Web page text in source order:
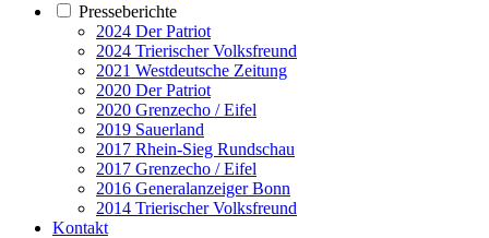
Presseberichte
2024 Der Patriot
2024 Trierischer Volksfreund
2021 Westdeutsche Zeitung
2020 Der Patriot
2020 Grenzecho / Eifel
2019 Sauerland
2017 Rhein-Sieg Rundschau
2017 Grenzecho / Eifel
2016 Generalanzeiger Bonn
2014 Trierischer Volksfreund
Kontakt